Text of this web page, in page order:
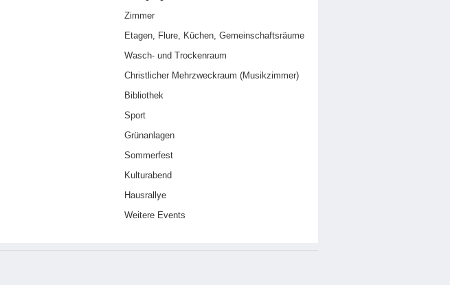
Zimmer
Etagen, Flure, Küchen, Gemeinschaftsräume
Wasch- und Trockenraum
Christlicher Mehrzweckraum (Musikzimmer)
Bibliothek
Sport
Grünanlagen
Sommerfest
Kulturabend
Hausrallye
Weitere Events